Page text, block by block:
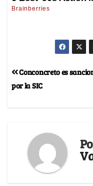
Conconcreto es
por la SIC